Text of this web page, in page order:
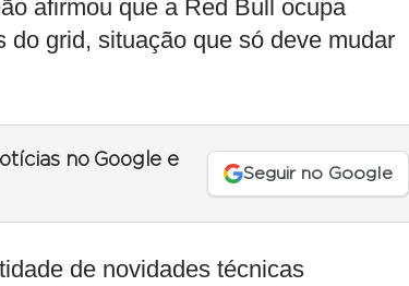
afirmou que a Red Bull ocupa
grid, situação que só deve mudar
no Google e
Seguir no Google
de novidades técnicas